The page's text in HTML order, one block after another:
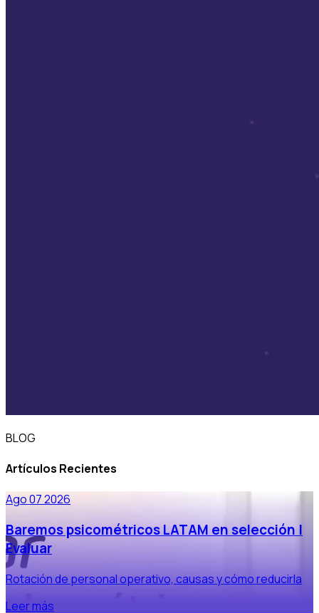
BLOG
Artículos Recientes
Ago 07 2026
Baremos psicométricos LATAM en selección |
Evaluar
Rotación de personal operativo, causas y cómo reducirla
Leer más